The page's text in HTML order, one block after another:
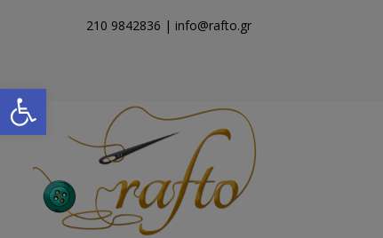
Open toolbar
210 9842836 | info@rafto.gr